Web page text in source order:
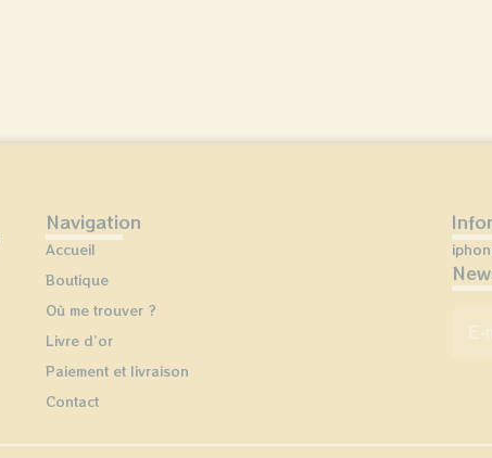
Navigation
Accueil
Boutique
Où me trouver ?
Livre d’or
Paiement et livraison
Contact